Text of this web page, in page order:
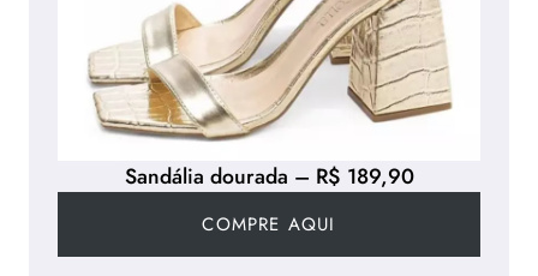
Sandália dourada – R$ 189,90
COMPRE AQUI